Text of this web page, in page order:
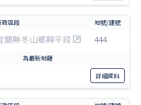
蘭縣冬山鄉興平段 444
詳細資料